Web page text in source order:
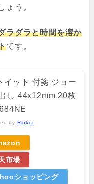
ょう。
ラダラと時間を溶か
です。
イット 付箋 ジョー
し 44x12mm 20枚
by Rinker
市場
ショッピング